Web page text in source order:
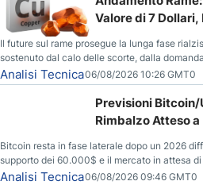
Valore di 7
Il future sul rame prosegue la lunga fase
sostenuto dal calo delle scorte, dalla
energetiche, e dai timori di deficit produttivo
Analisi Tecnica06/08/2026 10:26 GMT0
Previsioni Bitcoin/
Rimbalzo Atteso a
Bitcoin resta in fase laterale dopo un 2026
supporto dei 60.000$ e il mercato in attesa
USA ed elezioni di medio termine.
Analisi Tecnica06/08/2026 09:46 GMT0